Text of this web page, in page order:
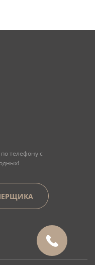
телефону с